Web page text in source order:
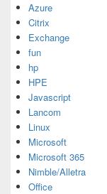
Azure
Citrix
Exchange
fun
hp
HPE
Javascript
Lancom
Linux
Microsoft
Microsoft 365
Nimble/Alletra
Office